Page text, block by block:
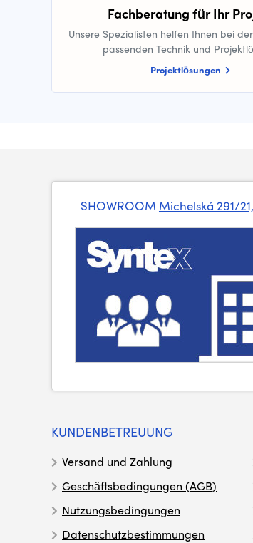
Fachberatung für Ihr
Unsere Spezialisten helfen Ihnen bei
passenden Technik und
Projektlösungen
SHOWROOM Michelská 291/
KUNDENBETREUUNG
Versand und Zahlung
Geschäftsbedingungen (AGB)
Nutzungsbedingungen
Datenschutzbestimmungen